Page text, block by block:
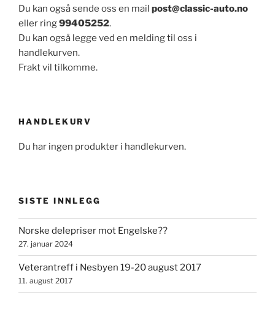
Du kan også sende oss en mail post@classic-auto.no
eller ring99405252.
Du kan også legge ved en melding til oss i
handlekurven.
Frakt vil tilkomme.
HANDLEKURV
Du har ingen produkter i handlekurven.
SISTE INNLEGG
Norske delepriser mot Engelske??
27. januar 2024
Veterantreff i Nesbyen 19-20 august 2017
11. august 2017